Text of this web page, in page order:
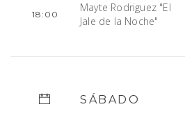
18:00
Mayte Rodriguez "El
Jale de la Noche"
SÁBADO